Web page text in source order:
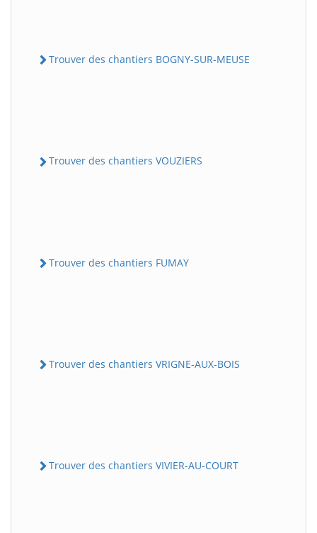
Trouver des chantiers BOGNY-SUR-MEUSE
Trouver des chantiers VOUZIERS
Trouver des chantiers FUMAY
Trouver des chantiers VRIGNE-AUX-BOIS
Trouver des chantiers VIVIER-AU-COURT